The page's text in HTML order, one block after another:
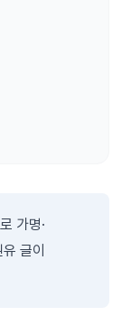
가명·
글이